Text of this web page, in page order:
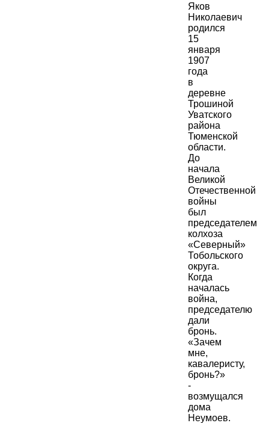
Яков
Николаевич
родился
15
января
1907
года
в
деревне
Трошиной
Уватского
района
Тюменской
области.
До
начала
Великой
Отечественной
войны
был
председателем
колхоза
«Северный»
Тобольского
округа.
Когда
началась
война,
председателю
дали
бронь.
«Зачем
мне,
кавалеристу,
бронь?»
-
возмущался
дома
Неумоев.